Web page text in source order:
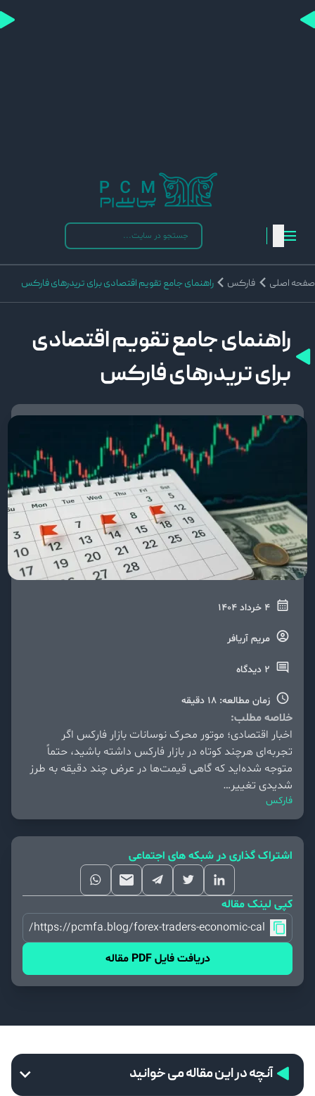
اصلی فارکس راهنمای جامع تقویم اقتصادی برای تریدرهای فارکس
راهنمای جامع تقویم اقتصادی
برای تریدرهای فارکس
4 خرداد 1404
مریم آریافر
2 دیدگاه
زمان مطالعه: 18 دقیقه
خلاصه مطلب:
اخبار اقتصادی؛ موتور محرک نوسانات بازار فارکس اگر
تجربه‌ای هرچند کوتاه در بازار فارکس داشته باشید، حتماً
متوجه شده‌اید که گاهی قیمت‌ها در عرض چند دقیقه به طرز
شدیدی تغییر…
فارکس
اشتراک گذاری در شبکه های اجتماعی
کپی لینک مقاله
https://pcmfa.blog/forex-traders-economic-calendar-
دریافت فایل PDF مقاله
آنچه در این مقاله می خوانید